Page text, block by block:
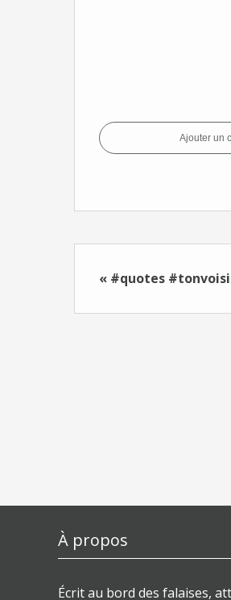
Ajouter un
« #quotes
À propos
Écrit au bord des falaises,